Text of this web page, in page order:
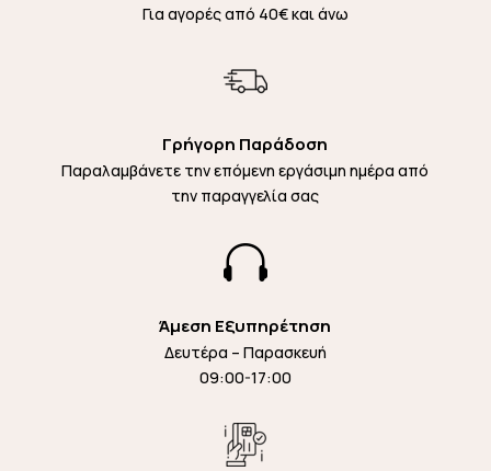
Για αγορές από 40€ και άνω
Γρήγορη Παράδοση
Παραλαμβάνετε την επόμενη εργάσιμη ημέρα από
την παραγγελία σας

Άμεση Εξυπηρέτηση
Δευτέρα – Παρασκευή
09:00-17:00